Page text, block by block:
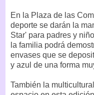
En la Plaza de las
deporte se darán la
Star' para padres y
la familia podrá
envases que se
y azul de una forma
También la